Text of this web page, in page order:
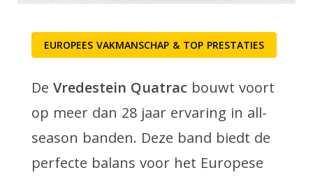
EUROPEES VAKMANSCHAP & TOP PRESTATIES
De Vredestein Quatrac bouwt voort
op meer dan 28 jaar ervaring in all-
season banden. Deze band biedt de
perfecte balans voor het Europese